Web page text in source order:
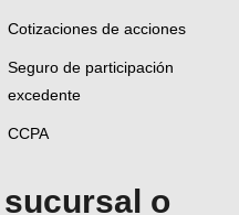
Cotizaciones de acciones
Seguro de participación
excedente
CCPA
o